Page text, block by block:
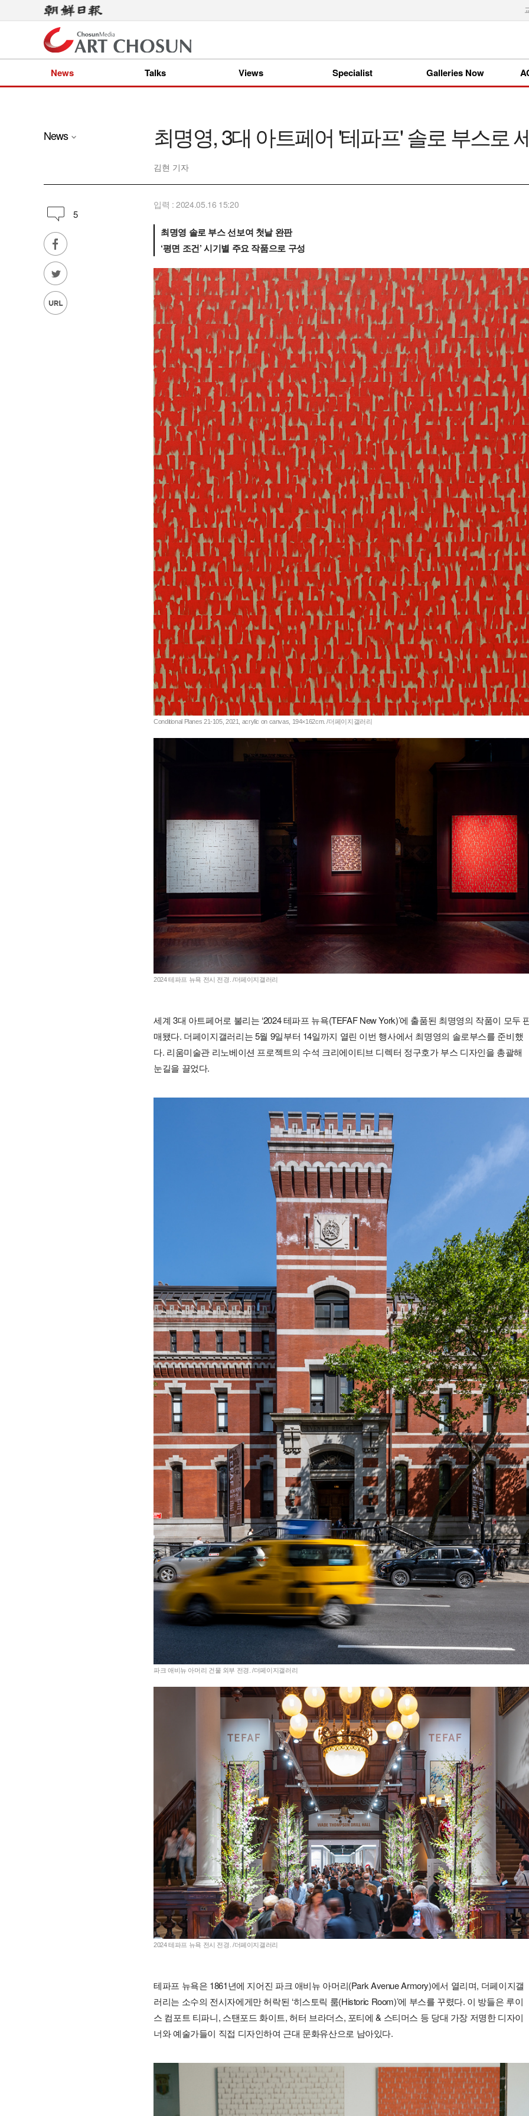
News Talks Views Specialist Galleries Now
News 최명영, 3대 아트페어 '테파프' 솔로 부스로
김현 기자
5
입력 : 2024.05.16 15:20
최명영 솔로 부스 선보여 첫날 완판
‘평면 조건’ 시기별 주요 작품으로 구성
Conditional Planes 21-105, 2021, acrylic on canvas, 194×162cm. /더페이지갤러리
2024 테파프 뉴욕 전시 전경. /더페이지갤러리
세계 3대 아트페어로 불리는 ‘2024 테파프 뉴욕(TEFAF New York)’에 출품된 최명영의 작품이 모두
매됐다. 더페이지갤러리는 5월 9일부터 14일까지 열린 이번 행사에서 최명영의 솔로부스를 준비했
다. 리움미술관 리노베이션 프로젝트의 수석 크리에이티브 디렉터 정구호가 부스 디자인을 총괄해
눈길을 끌었다.
파크 애비뉴 아머리 건물 외부 전경. /더페이지갤러리
2024 테파프 뉴욕 전시 전경. /더페이지갤러리
테파프 뉴욕은 1861년에 지어진 파크 애비뉴 아머리(Park Avenue Armory)에서 열리며, 더페이지갤
러리는 소수의 전시자에게만 허락된 ‘히스토릭 룸(Historic Room)’에 부스를 꾸렸다. 이 방들은 루이
스 컴포트 티파니, 스탠포드 화이트, 허터 브라더스, 포티에 & 스티머스 등 당대 가장 저명한 디자이
너와 예술가들이 직접 디자인하여 근대 문화유산으로 남아있다.